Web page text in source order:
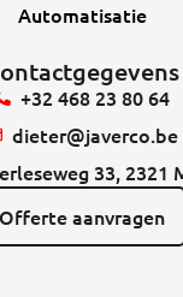
Automatisatie
+32 468 23 80 64
dieter@javerco.be
33, 2321
Offerte aanvragen